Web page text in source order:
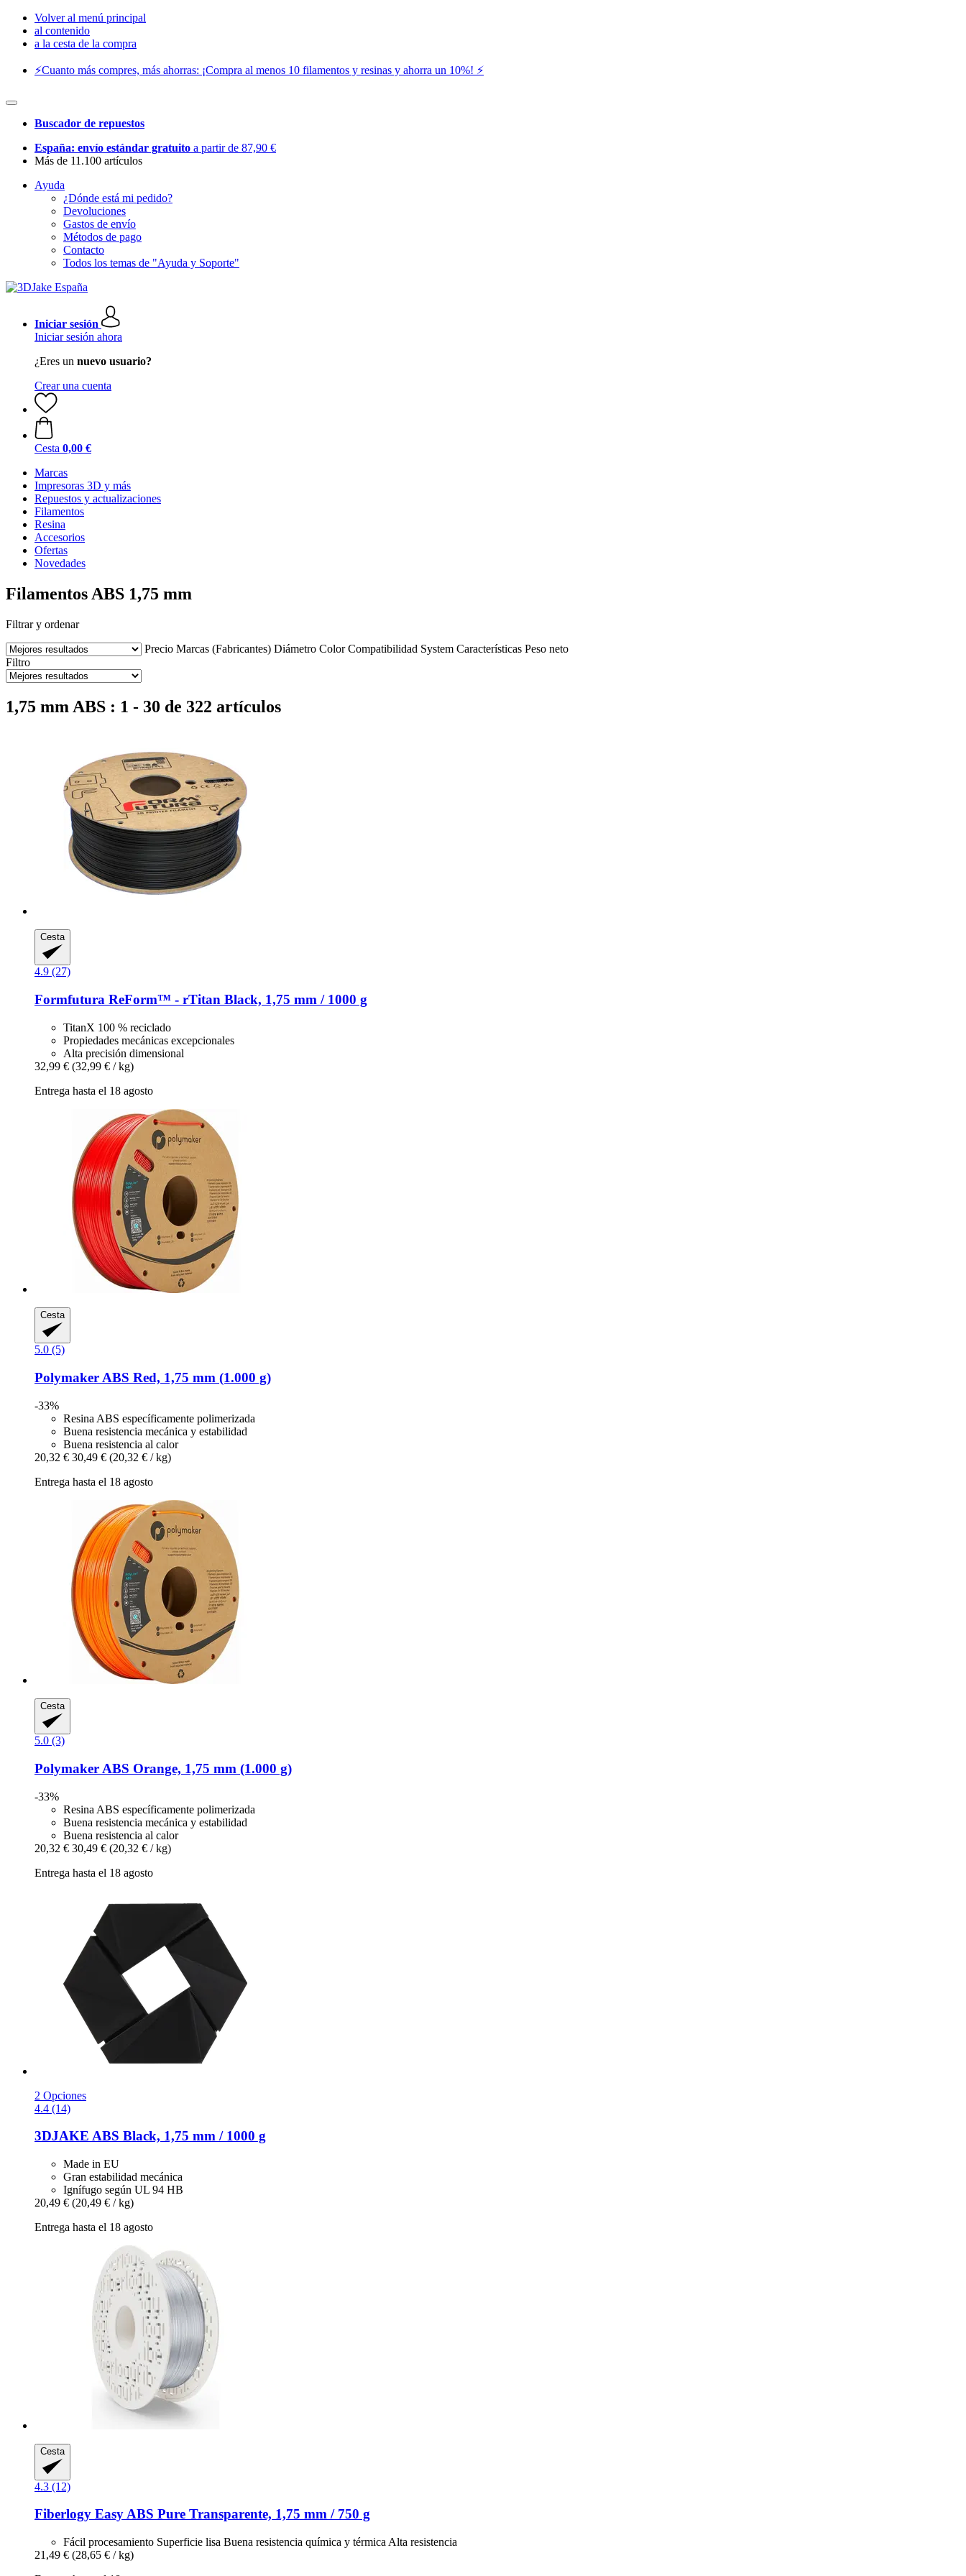
Volver al menú principal
al contenido
a la cesta de la compra
⚡️Cuanto más compres, más ahorras: ¡Compra al menos 10 filamentos y resinas y ahorra un 10%! ⚡️
Buscador de repuestos
España: envío estándar gratuito a partir de 87,90 €
Más de 11.100 artículos
Ayuda
¿Dónde está mi pedido?
Devoluciones
Gastos de envío
Métodos de pago
Contacto
Todos los temas de "Ayuda y Soporte"
Iniciar sesión
Iniciar sesión ahora
¿Eres un nuevo usuario?
Crear una cuenta
Cesta 0,00 €
Marcas
Impresoras 3D y más
Repuestos y actualizaciones
Filamentos
Resina
Accesorios
Ofertas
Novedades
Filamentos ABS 1,75 mm
Filtrar y ordenar
Precio Marcas (Fabricantes) Diámetro Color Compatibilidad System Características Peso neto
Filtro
1,75 mm ABS : 1 - 30 de 322 artículos
Cesta
4.9 (27)
Formfutura ReForm™ -​ rTitan Black, 1,75 mm / 1000 g
TitanX 100 % reciclado
Propiedades mecánicas excepcionales
Alta precisión dimensional
32,99 € (32,99 € / kg)
Entrega hasta el 18 agosto
Cesta
5.0 (5)
Polymaker ABS Red, 1,75 mm (1.000 g)
-33%
Resina ABS específicamente polimerizada
Buena resistencia mecánica y estabilidad
Buena resistencia al calor
20,32 € 30,49 € (20,32 € / kg)
Entrega hasta el 18 agosto
Cesta
5.0 (3)
Polymaker ABS Orange, 1,75 mm (1.000 g)
-33%
Resina ABS específicamente polimerizada
Buena resistencia mecánica y estabilidad
Buena resistencia al calor
20,32 € 30,49 € (20,32 € / kg)
Entrega hasta el 18 agosto
2 Opciones
4.4 (14)
3DJAKE ABS Black, 1,75 mm / 1000 g
Made in EU
Gran estabilidad mecánica
Ignífugo según UL 94 HB
20,49 € (20,49 € / kg)
Entrega hasta el 18 agosto
Cesta
4.3 (12)
Fiberlogy Easy ABS Pure Transparente, 1,75 mm / 750 g
Fácil procesamiento Superficie lisa Buena resistencia química y térmica Alta resistencia
21,49 € (28,65 € / kg)